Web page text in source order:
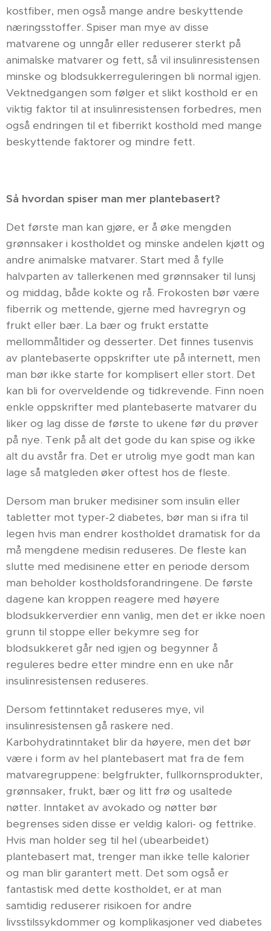
kostfiber, men også mange andre beskyttende
næringsstoffer. Spiser man mye av disse
matvarene og unngår eller reduserer sterkt på
animalske matvarer og fett, så vil insulinresistensen
minske og blodsukkerreguleringen bli normal igjen.
Vektnedgangen som følger et slikt kosthold er en
viktig faktor til at insulinresistensen forbedres, men
også endringen til et fiberrikt kosthold med mange
beskyttende faktorer og mindre fett.
Så hvordan spiser man mer plantebasert?
Det første man kan gjøre, er å øke mengden
grønnsaker i kostholdet og minske andelen kjøtt og
andre animalske matvarer. Start med å fylle
halvparten av tallerkenen med grønnsaker til lunsj
og middag, både kokte og rå. Frokosten bør være
fiberrik og mettende, gjerne med havregryn og
frukt eller bær. La bær og frukt erstatte
mellommåltider og desserter. Det finnes tusenvis
av plantebaserte oppskrifter ute på internett, men
man bør ikke starte for komplisert eller stort. Det
kan bli for overveldende og tidkrevende. Finn noen
enkle oppskrifter med plantebaserte matvarer du
liker og lag disse de første to ukene før du prøver
på nye. Tenk på alt det gode du kan spise og ikke
alt du avstår fra. Det er utrolig mye godt man kan
lage så matgleden øker oftest hos de fleste.
Dersom man bruker medisiner som insulin eller
tabletter mot typer-2 diabetes, bør man si ifra til
legen hvis man endrer kostholdet dramatisk for da
må mengdene medisin reduseres. De fleste kan
slutte med medisinene etter en periode dersom
man beholder kostholdsforandringene. De første
dagene kan kroppen reagere med høyere
blodsukkerverdier enn vanlig, men det er ikke noen
grunn til stoppe eller bekymre seg for
blodsukkeret går ned igjen og begynner å
reguleres bedre etter mindre enn en uke når
insulinresistensen reduseres.
Dersom fettinntaket reduseres mye, vil
insulinresistensen gå raskere ned.
Karbohydratinntaket blir da høyere, men det bør
være i form av hel plantebasert mat fra de fem
matvaregruppene: belgfrukter, fullkornsprodukter,
grønnsaker, frukt, bær og litt frø og usaltede
nøtter. Inntaket av avokado og nøtter bør
begrenses siden disse er veldig kalori- og fettrike.
Hvis man holder seg til hel (ubearbeidet)
plantebasert mat, trenger man ikke telle kalorier
og man blir garantert mett. Det som også er
fantastisk med dette kostholdet, er at man
samtidig reduserer risikoen for andre
livsstilssykdommer og komplikasjoner ved diabetes